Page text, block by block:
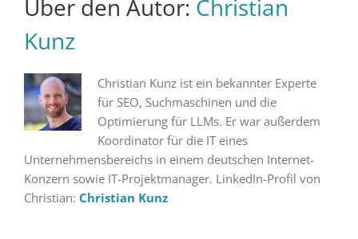
Über den Autor: Christian
Kunz
Christian Kunz ist ein bekannter Experte
für SEO, Suchmaschinen und die
Optimierung für LLMs. Er war außerdem
Koordinator für die IT eines
Unternehmensbereichs in einem deutschen Internet-
Konzern sowie IT-Projektmanager. LinkedIn-Profil von
Christian: Christian Kunz